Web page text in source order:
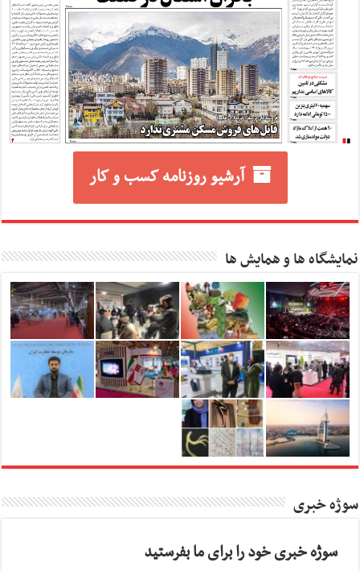
آرشیو روزنامه کسب و کار
نمایشگاه ها و همایش ها
سوژه خبری
سوژه خبری خود را برای ما بفرستید